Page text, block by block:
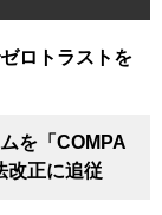
ロトラストを
を「COMPA
改正に追従